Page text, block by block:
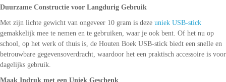
Duurzame Constructie voor Langdurig Gebruik
Met zijn lichte gewicht van ongeveer 10 gram is deze uniek USB-stick
gemakkelijk mee te nemen en te gebruiken, waar je ook bent. Of het nu op
school, op het werk of thuis is, de Houten Boek USB-stick biedt een snelle en
betrouwbare gegevensoverdracht, waardoor het een praktisch accessoire is voor
dagelijks gebruik.
Maak Indruk met een Uniek Geschenk